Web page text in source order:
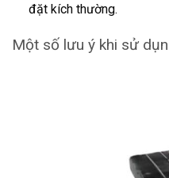
đặt kích thường.
Một số lưu ý khi sử